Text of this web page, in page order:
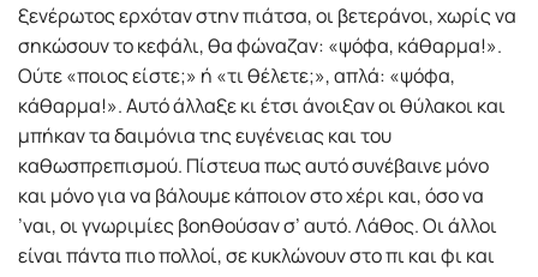
ξενέρωτος ερχόταν στην πιάτσα, οι βετεράνοι, χωρίς να
σηκώσουν το κεφάλι, θα φώναζαν: «ψόφα, κάθαρµα!».
Ούτε «ποιος είστε;» ή «τι θέλετε;», απλά: «ψόφα,
κάθαρµα!». Αυτό άλλαξε κι έτσι άνοιξαν οι θύλακοι και
µπήκαν τα δαιµόνια της ευγένειας και του
καθωσπρεπισµού. Πίστευα πως αυτό συνέβαινε µόνο
και µόνο για να βάλουµε κάποιον στο χέρι και, όσο να
’ναι, οι γνωριµίες βοηθούσαν σ’ αυτό. Λάθος. Οι άλλοι
είναι πάντα πιο πολλοί, σε κυκλώνουν στο πι και φι και